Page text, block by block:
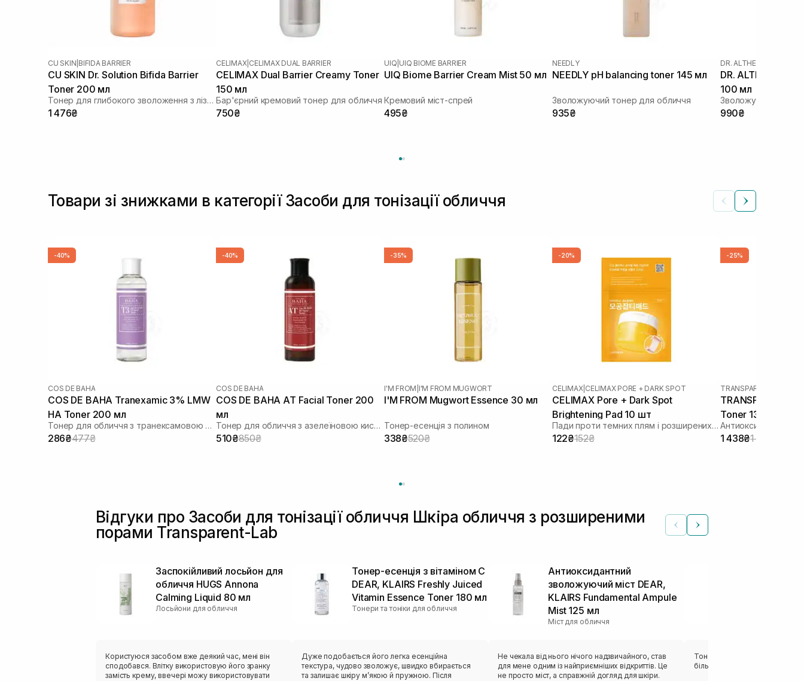
CU SKIN BIFIDA BARRIER
CU SKIN Dr. Solution Bifida Barrier
Toner 200 мл
Тонер для глибокого зволоження з лізатом біфідобактерій 85%
1 476₴
CELIMAX CELIMAX DUAL BARRIER
CELIMAX Dual Barrier Creamy Toner
150 мл
Бар'єрний кремовий тонер для обличчя
750₴
UIQ UIQ BIOME BARRIER
UIQ Biome Barrier Cream Mist 50 мл
Кремовий міст-спрей
495₴
NEEDLY
NEEDLY pH balancing toner 145 мл
Зволожуючий тонер для обличчя
935₴
DR. ALTHEA
DR. ALTHEA 345
100 мл
990₴
Товари зі знижками в категорії Засоби для тонізації обличчя
-40%
COS DE BAHA
COS DE BAHA Tranexamic 3% LMW
HA Toner 200 мл
Тонер для обличчя з транексамовою кислотою
286₴477₴
-40%
COS DE BAHA
COS DE BAHA AT Facial Toner 200
мл
Тонер для обличчя з азелеїновою кислотою
510₴850₴
-35%
I'M FROM I'M FROM MUGWORT
I'M FROM Mugwort Essence 30 мл
Тонер-есенція з полином
338₴520₴
-20%
CELIMAX CELIMAX PORE + DARK SPOT
CELIMAX Pore + Dark Spot
Brightening Pad 10 шт
Пади проти темних плям і розширених пор
122₴152₴
-25%
TRANSPARENT-LAB
TRANSPARENT-
Toner 130 мл
1 438₴1 917₴
Відгуки про Засоби для тонізації обличчя Шкіра обличчя з розширеними
порами Transparent-Lab
Заспокійливий лосьйон для
обличчя HUGS Annona
Calming Liquid 80 мл
Лосьйони для обличчя
Користуюся засобом вже деякий час, мені він
сподобався. Влітку використовую його зранку
замість крему, ввечері можу використовувати
Тонер-есенція з вітаміном C
DEAR, KLAIRS Freshly Juiced
Vitamin Essence Toner 180 мл
Тонери та тоніки для обличчя
Дуже подобається його легка есенційна
текстура, чудово зволожує, швидко вбирається
та залишає шкіру м’якою й пружною. Після
Антиоксидантний
зволожуючий міст DEAR,
KLAIRS Fundamental Ampule
Mist 125 мл
Міст для обличчя
Не чекала від нього нічого надзвичайного, став
для мене одним із найприємніших відкриттів. Це
не просто міст, а справжній догляд для шкіри.
Тонер просто базовий чекала
більшого, чи буду його